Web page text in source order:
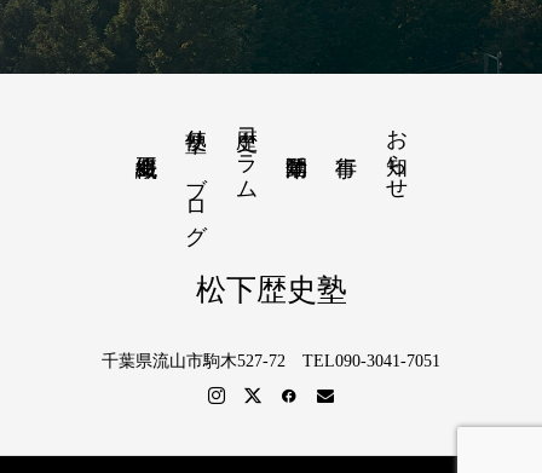
お知らせ
歴史コラム
塾便り－ブログ
松下歴史塾
千葉県流山市駒木527-72 TEL090-3041-7051